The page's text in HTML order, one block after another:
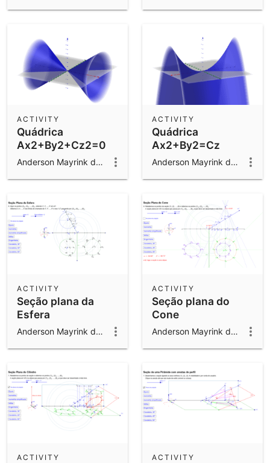
Quádrica
Ax2+By2+Cz2=0
ACTIVITY
Anderson Mayrink da Cunha
Quádrica
Ax2+By2=Cz
ACTIVITY
Anderson Mayrink da Cunha
Seção plana da
Esfera
ACTIVITY
Anderson Mayrink da Cunha
Seção plana do
Cone
ACTIVITY
Anderson Mayrink da Cunha
ACTIVITY ACTIVITY